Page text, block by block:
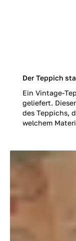
Der Teppich
Ein Vintage-
geliefert.
des Teppichs,
welchem